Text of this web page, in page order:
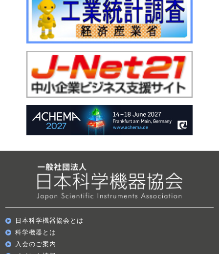
日本科学機器協会とは
科学機器とは
入会のご案内